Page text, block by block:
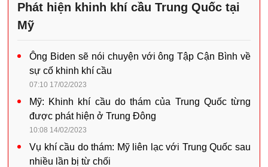
Phát hiện khinh khí cầu Trung Quốc tại
Mỹ
Ông Biden sẽ nói chuyện với ông Tập Cận Bình về
sự cố khinh khí cầu
07:10 17/02/2023
Mỹ: Khinh khí cầu do thám của Trung Quốc từng
được phát hiện ở Trung Đông
10:08 14/02/2023
Vụ khí cầu do thám: Mỹ liên lạc với Trung Quốc sau
nhiều lần bị từ chối